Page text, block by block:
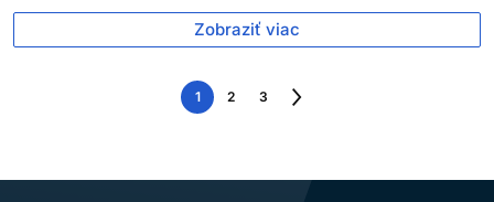
Zobraziť viac
1 2 3
Nasledujúca